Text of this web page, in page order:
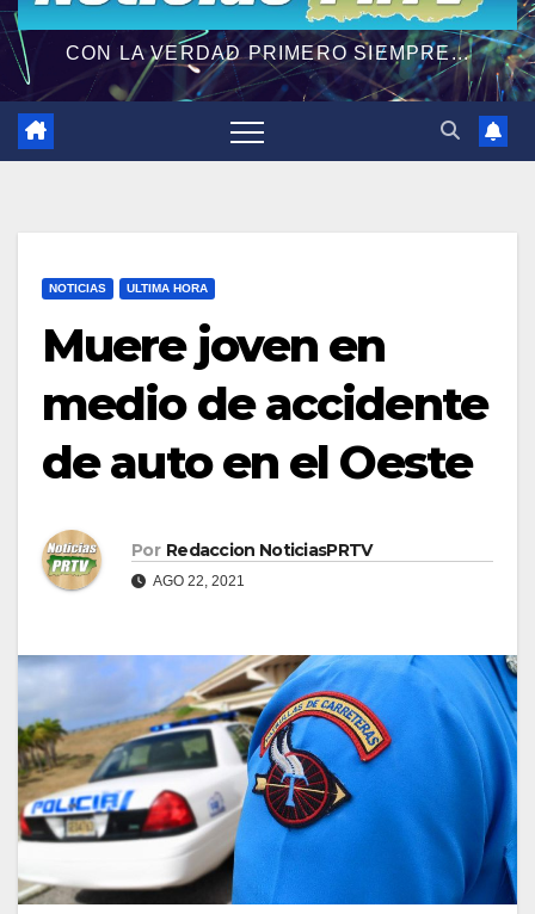
CON LA VERDAD PRIMERO SIEMPRE...
NOTICIAS ULTIMA HORA
Muere joven en
medio de accidente
de auto en el Oeste
Por Redaccion NoticiasPRTV
AGO 22, 2021